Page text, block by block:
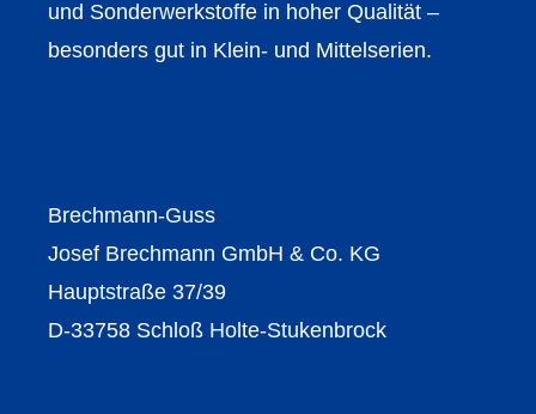
und Sonderwerkstoffe in hoher Qualität –
besonders gut in Klein- und Mittelserien.
Brechmann-Guss
Josef Brechmann GmbH & Co. KG
Hauptstraße 37/39
D-33758 Schloß Holte-Stukenbrock